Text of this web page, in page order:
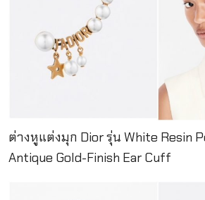
ต่างหูแต่งมุก Dior รุ่น White Resin
Antique Gold-Finish Ear Cuff